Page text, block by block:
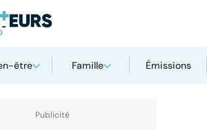
être Famille Émissions
Cancer